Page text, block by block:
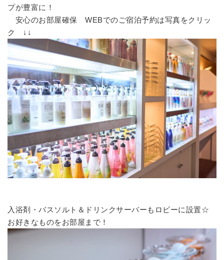
プが豊富に！
安心のお部屋確保 WEBでのご宿泊予約は写真をクリッ
ク ↓↓
入浴剤・バスソルト＆ドリンクサーバーもロビーに設置☆
お好きなものをお部屋まで！